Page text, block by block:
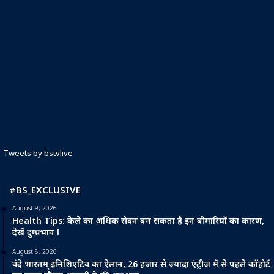
Tweets by bstvlive
#BS_EXCLUSIVE
August 9, 2026
Health Tips: केले का अधिक सेवन बन सकता है इन बीमारियों का कारण,
देखें दुष्प्रभाव !
August 8, 2026
वंदे भारतम् इनिशिएटिव का ऐलान, 26 हजार से ज्यादा एंट्रीज में से पहले कॉहोर्ट